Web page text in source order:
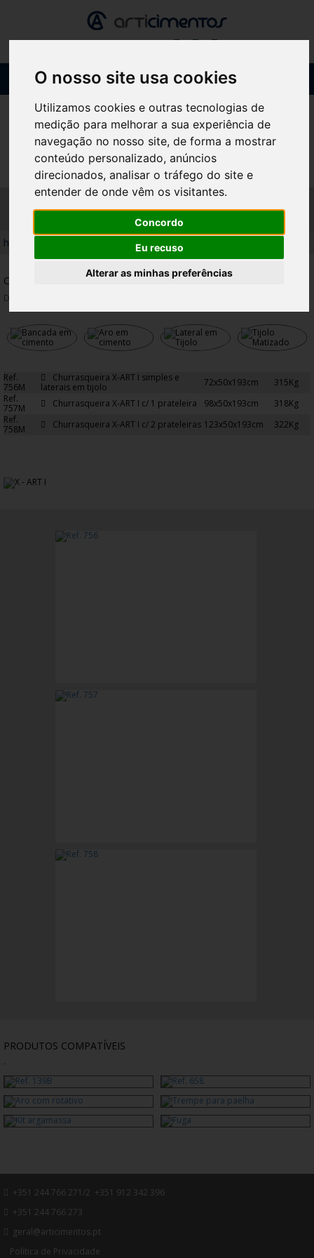
O nosso site usa cookies
Utilizamos cookies e outras tecnologias de
medição para melhorar a sua experiência de
navegação no nosso site, de forma a mostrar
conteúdo personalizado, anúncios
direcionados, analisar o tráfego do site e
entender de onde vêm os visitantes.
Concordo
Eu recuso
Alterar as minhas preferências
X - ART I
home churrasqueiras/x - art i
CARACTERÍSTICAS
Disponível em tijolo matizado.
Ref.
756M
Churrasqueira X-ART I simples e
laterais em tijolo
72x50x193cm
315Kg
Ref.
757M
Churrasqueira X-ART I c/ 1 prateleira 98x50x193cm
318Kg
Ref.
758M
Churrasqueira X-ART I c/ 2 prateleiras 123x50x193cm 322Kg
PRODUTOS COMPATÍVEIS
-
+351 244 766 271/2 +351 912 342 396
+351 244 766 273
geral@articimentos.pt
Política de Privacidade